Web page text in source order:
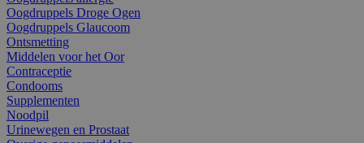
Oogdruppels Droge Ogen
Oogdruppels Glaucoom
Ontsmetting
Middelen voor het Oor
Contraceptie
Condooms
Supplementen
Noodpil
Urinewegen en Prostaat